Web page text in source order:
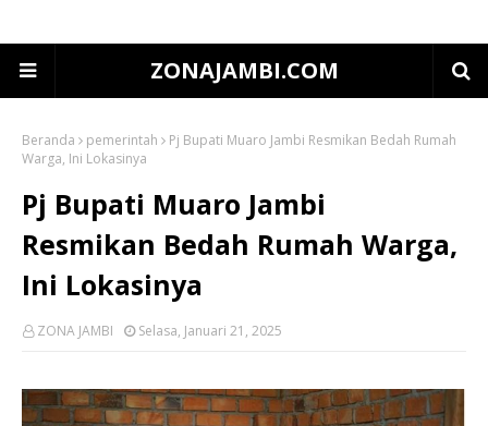
ZONAJAMBI.COM
Beranda pemerintah
Pj Bupati Muaro Jambi Resmikan Bedah Rumah
Warga, Ini Lokasinya
Pj Bupati Muaro Jambi
Resmikan Bedah Rumah Warga,
Ini Lokasinya
ZONA JAMBI Selasa, Januari 21, 2025